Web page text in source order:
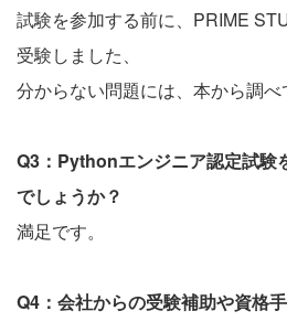
試験を参加する前に、PRIME
受験しました、
分からない問題には、本から調べ
Q3：Pythonエンジニア認定試験
でしょうか？
満足です。
Q4：会社からの受験補助や資格